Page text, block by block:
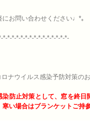
にお問い合わせください♩*｡
*-*-*-*-*-*-*-*-*-*-*-*-*-*-*-
ナウイルス感染予防対策の
防止対策として、窓を終日
寒い場合はブランケットご持